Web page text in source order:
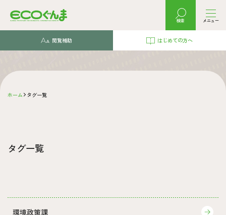
メニュー
検索
閲覧補助 はじめての方へ
ホーム タグ一覧
タグ一覧
環境政策課